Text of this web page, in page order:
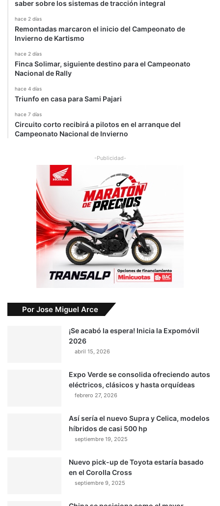
saber sobre los sistemas de tracción integral
hace 2 días
Remontadas marcaron el inicio del Campeonato de
Invierno de Kartismo
hace 2 días
Finca Solimar, siguiente destino para el Campeonato
Nacional de Rally
hace 4 días
Triunfo en casa para Sami Pajari
hace 7 días
Circuito corto recibirá a pilotos en el arranque del
Campeonato Nacional de Invierno
-Publicidad-
Por Jose Miguel Arce
¡Se acabó la espera! Inicia la Expomóvil
2026
abril 15, 2026
Expo Verde se consolida ofreciendo autos
eléctricos, clásicos y hasta orquídeas
febrero 27, 2026
Así sería el nuevo Supra y Celica, modelos
híbridos de casi 500 hp
septiembre 19, 2025
Nuevo pick-up de Toyota estaría basado
en el Corolla Cross
septiembre 9, 2025